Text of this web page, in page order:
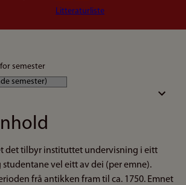
Litteraturliste
semester
det tilbyr instituttet undervisning i eitt
studentane vel eitt av dei (per emne).
frå antikken fram til ca. 1750. Emnet